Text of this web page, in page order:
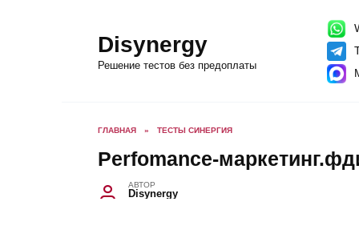
Disynergy
Решение тестов без предоплаты
ГЛАВНАЯ » ТЕСТЫ СИНЕРГИЯ
Perfomance-
АВТОР
Disynergy